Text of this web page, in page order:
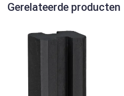
Gerelateerde producten